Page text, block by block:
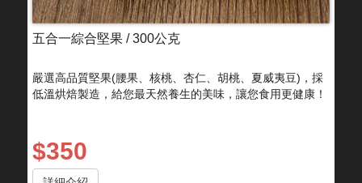
五合一綜合堅果 / 300公克
嚴選高品質堅果(腰果、核桃、杏仁、胡桃、夏威夷豆)，採
低溫烘焙製造，給您最天然養生的美味，讓您食用更健康！
$350